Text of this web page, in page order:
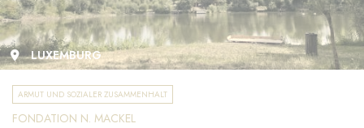
LUXEMBURG
ARMUT UND SOZIALER ZUSAMMENHALT
FONDATION N. MACKEL